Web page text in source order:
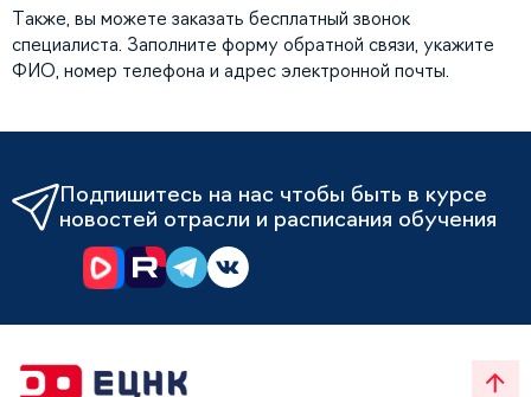
Также, вы можете заказать бесплатный звонок
специалиста. Заполните форму обратной связи, укажите
ФИО, номер телефона и адрес электронной почты.
Подпишитесь на нас чтобы быть в курсе
новостей отрасли и расписания обучения